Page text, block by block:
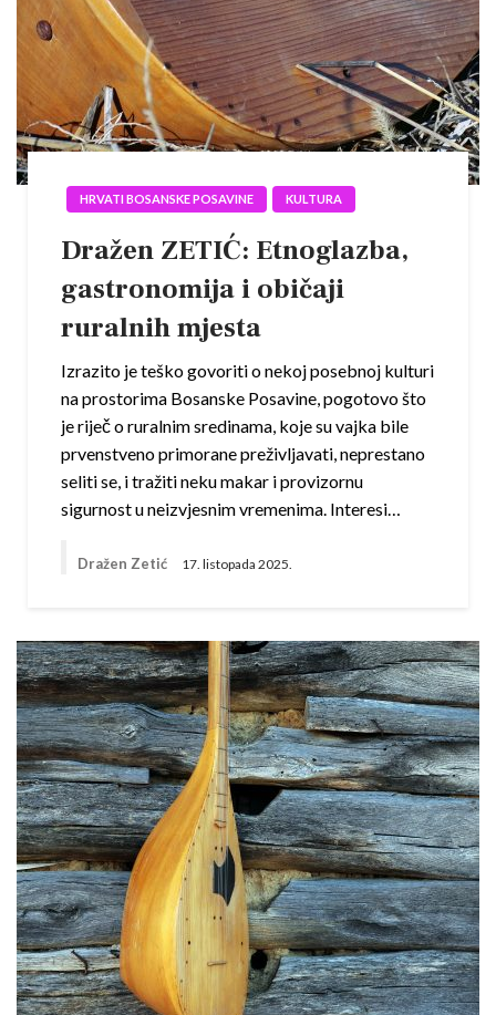
HRVATI BOSANSKE POSAVINE KULTURA
Dražen ZETIĆ: Etnoglazba,
gastronomija i običaji
ruralnih mjesta
Izrazito je teško govoriti o nekoj posebnoj kulturi
na prostorima Bosanske Posavine, pogotovo što
je riječ o ruralnim sredinama, koje su vajka bile
prvenstveno primorane preživljavati, neprestano
seliti se, i tražiti neku makar i provizornu
sigurnost u neizvjesnim vremenima. Interesi…
Dražen Zetić 17. listopada 2025.